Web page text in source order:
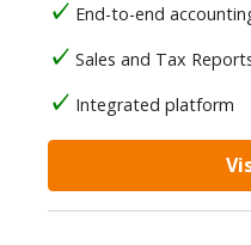
End-to-end
Sales and Tax
Integrated platform